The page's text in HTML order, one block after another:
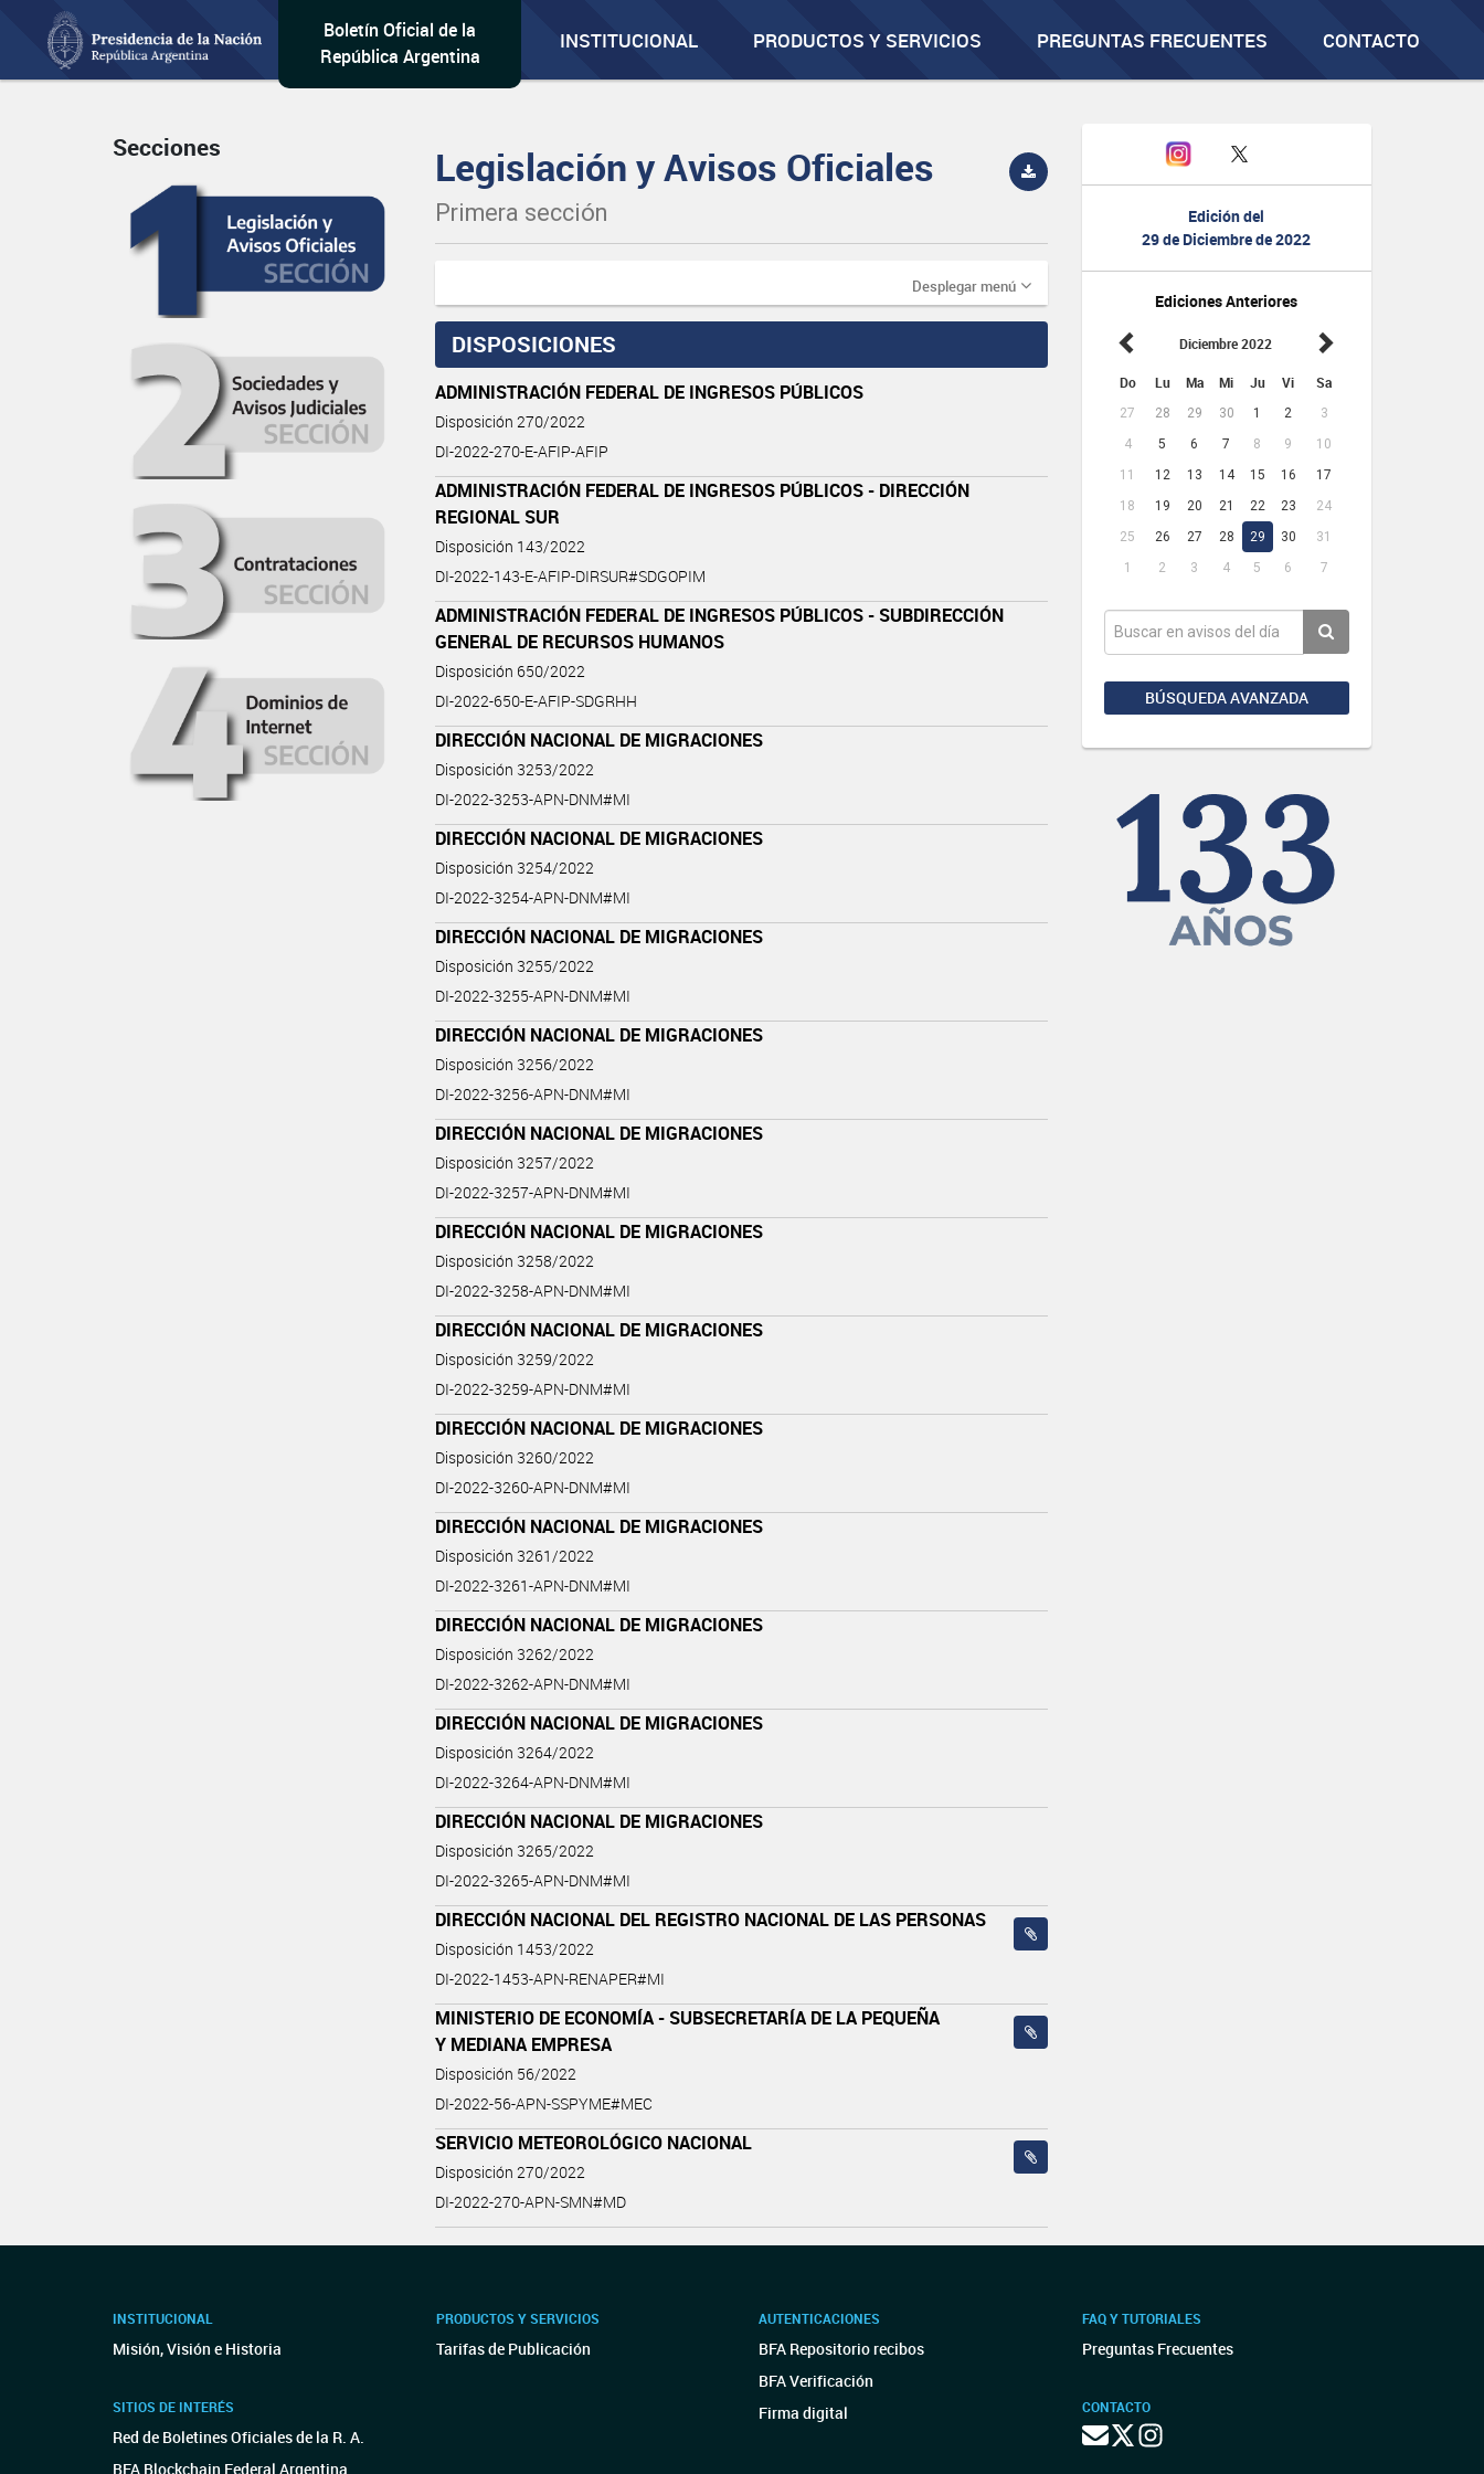
Boletín Oficial de la
República Argentina
INSTITUCIONAL PRODUCTOS Y SERVICIOS PREGUNTAS FRECUENTES CONTACTO
Edición del
29 de Diciembre de 2022
Ediciones Anteriores
Diciembre 2022
Do Lu Ma Mi Ju Vi Sa
27 28 29 30 1 2
3
4
5 6 7 8 9
10
11
12 13 14 15 16
17
18
19 20 21 22 23
24
25
26 27 28 29 30
31
1
2 3 4 5 6 7
BÚSQUEDA AVANZADA
Secciones Legislación y Avisos Oficiales
Primera sección
Desplegar menú
DISPOSICIONES
ADMINISTRACIÓN FEDERAL DE INGRESOS PÚBLICOS
Disposición 270/2022
DI-2022-270-E-AFIP-AFIP
ADMINISTRACIÓN FEDERAL DE INGRESOS PÚBLICOS - DIRECCIÓN
REGIONAL SUR
Disposición 143/2022
DI-2022-143-E-AFIP-DIRSUR#SDGOPIM
ADMINISTRACIÓN FEDERAL DE INGRESOS PÚBLICOS - SUBDIRECCIÓN
GENERAL DE RECURSOS HUMANOS
Disposición 650/2022
DI-2022-650-E-AFIP-SDGRHH
DIRECCIÓN NACIONAL DE MIGRACIONES
Disposición 3253/2022
DI-2022-3253-APN-DNM#MI
DIRECCIÓN NACIONAL DE MIGRACIONES
Disposición 3254/2022
DI-2022-3254-APN-DNM#MI
DIRECCIÓN NACIONAL DE MIGRACIONES
Disposición 3255/2022
DI-2022-3255-APN-DNM#MI
DIRECCIÓN NACIONAL DE MIGRACIONES
Disposición 3256/2022
DI-2022-3256-APN-DNM#MI
DIRECCIÓN NACIONAL DE MIGRACIONES
Disposición 3257/2022
DI-2022-3257-APN-DNM#MI
DIRECCIÓN NACIONAL DE MIGRACIONES
Disposición 3258/2022
DI-2022-3258-APN-DNM#MI
DIRECCIÓN NACIONAL DE MIGRACIONES
Disposición 3259/2022
DI-2022-3259-APN-DNM#MI
DIRECCIÓN NACIONAL DE MIGRACIONES
Disposición 3260/2022
DI-2022-3260-APN-DNM#MI
DIRECCIÓN NACIONAL DE MIGRACIONES
Disposición 3261/2022
DI-2022-3261-APN-DNM#MI
DIRECCIÓN NACIONAL DE MIGRACIONES
Disposición 3262/2022
DI-2022-3262-APN-DNM#MI
DIRECCIÓN NACIONAL DE MIGRACIONES
Disposición 3264/2022
DI-2022-3264-APN-DNM#MI
DIRECCIÓN NACIONAL DE MIGRACIONES
Disposición 3265/2022
DI-2022-3265-APN-DNM#MI
DIRECCIÓN NACIONAL DEL REGISTRO NACIONAL DE LAS PERSONAS
Disposición 1453/2022
DI-2022-1453-APN-RENAPER#MI
MINISTERIO DE ECONOMÍA - SUBSECRETARÍA DE LA PEQUEÑA
Y MEDIANA EMPRESA
Disposición 56/2022
DI-2022-56-APN-SSPYME#MEC
SERVICIO METEOROLÓGICO NACIONAL
Disposición 270/2022
DI-2022-270-APN-SMN#MD
INSTITUCIONAL
Misión, Visión e Historia
SITIOS DE INTERÉS
Red de Boletines Oficiales de la R. A.
BFA Blockchain Federal Argentina
PRODUCTOS Y SERVICIOS
Tarifas de Publicación
AUTENTICACIONES
BFA Repositorio recibos
BFA Verificación
Firma digital
FAQ Y TUTORIALES
Preguntas Frecuentes
CONTACTO